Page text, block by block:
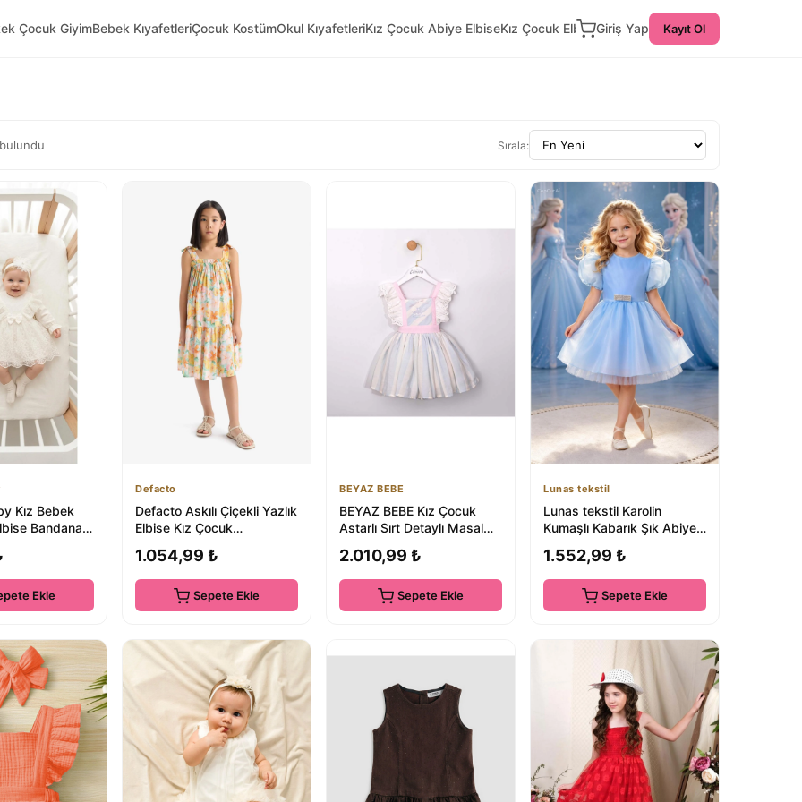
Çocuk GiyimBebek KıyafetleriÇocuk KostümOkul KıyafetleriKız Çocuk Abiye ElbiseKız Çocuk ElbiseGiriş Yap Kayıt Ol
Sırala:
Kız Bebek
Bandanalı
Ekle
Defacto
Defacto Askılı Çiçekli Yazlık
Elbise Kız Çocuk
1.054,99 ₺
Sepete Ekle
BEYAZ BEBE
BEYAZ BEBE Kız Çocuk
Astarlı Sırt Detaylı Masal
2.010,99 ₺
Sepete Ekle
Lunas tekstil
Lunas tekstil Karolin
Kumaşlı Kabarık Şık Abiye
1.552,99 ₺
Sepete Ekle